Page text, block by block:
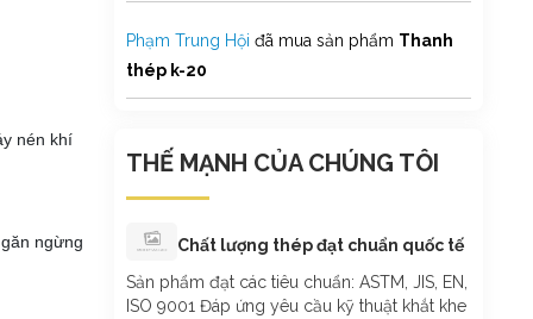
nén khí
ngừng
Phạm Trung Hội đã mua sản phẩm Thanh
thép k-20
THẾ MẠNH CỦA CHÚNG TÔI
Chất lượng thép đạt chuẩn quốc tế
Sản phẩm đạt các tiêu chuẩn: ASTM, JIS, EN,
ISO 9001 Đáp ứng yêu cầu kỹ thuật khắt khe